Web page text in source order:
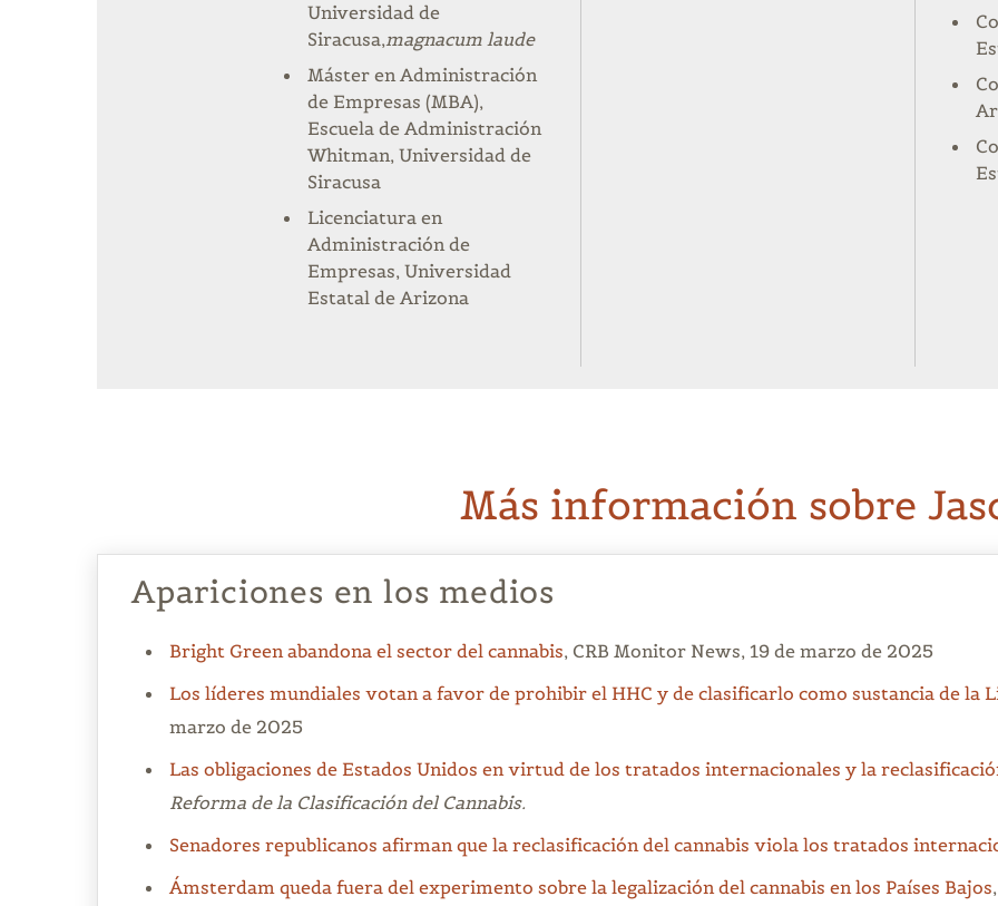
Universidad de
Siracusa,magnacum laude
Máster en Administración
de Empresas (MBA),
Escuela de Administración
Whitman,Universidadde
Siracusa
Licenciatura en
Administración de
Empresas, Universidad
Estatal de Arizona
Más información sobre
Apariciones en los medios
Bright Green abandona el sector del cannabis, CRB Monitor News, 19 de marzo de 2025
Los líderes mundiales votan a favor de prohibir el HHC y de clasificarlo como sustancia de la
marzo de 2025
Las obligaciones de Estados Unidos en virtud de los tratados internacionales y la
Reforma de la Clasificación del Cannabis.
Senadores republicanos afirman que la reclasificación del cannabis viola los tratados
Ámsterdam queda fuera del experimento sobre la legalización del cannabis en los Países Bajos,